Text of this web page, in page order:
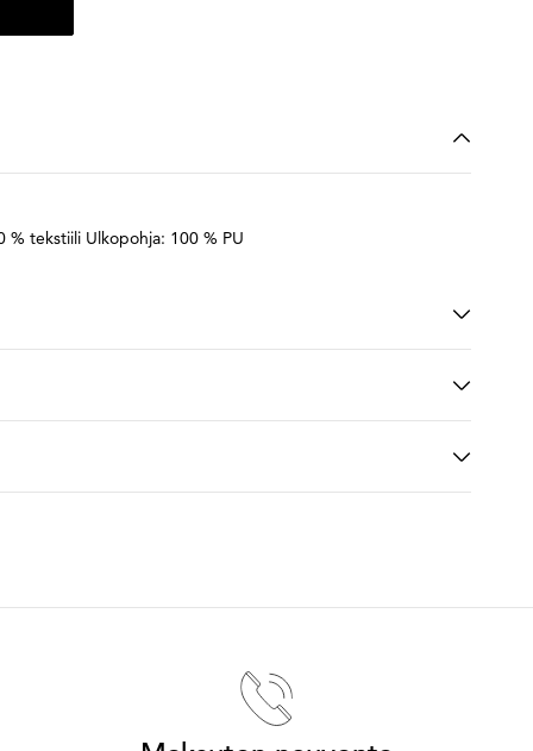
% tekstiili Ulkopohja: 100 % PU